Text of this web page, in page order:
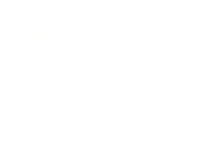
“Masukan dan wawasan dari DPR RI
para Taruna. Kami berharap kerja sama
berlanjut agar mereka memiliki
ketika nantinya mengemban tugas